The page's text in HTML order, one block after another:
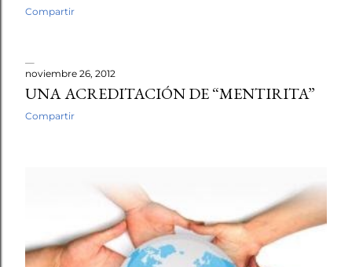
Compartir
noviembre 26, 2012
UNA ACREDITACIÓN DE “MENTIRITA”
Compartir